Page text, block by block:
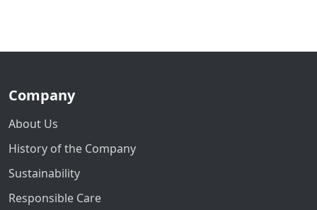
Company
About Us
History of the Company
Sustainability
Responsible Care